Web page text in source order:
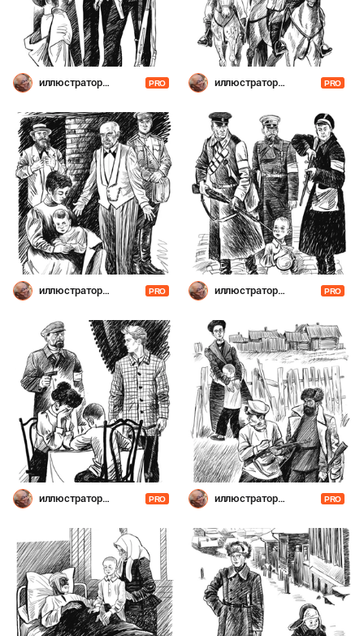
иллюстратор
PRO
иллюстратор
PRO
иллюстратор
PRO
иллюстратор
PRO
иллюстратор
PRO
иллюстратор
PRO